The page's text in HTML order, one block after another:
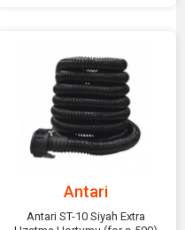
Antari
Antari ST-10 Siyah Extra